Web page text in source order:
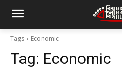
Tags Economic
Tag: Economic